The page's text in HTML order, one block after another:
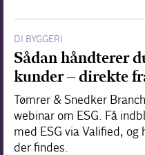
DI BYGGERI
Sådan håndterer
kunder – direkte
Tømrer & Snedker
webinar om ESG. Få
med ESG via Valified,
der findes.